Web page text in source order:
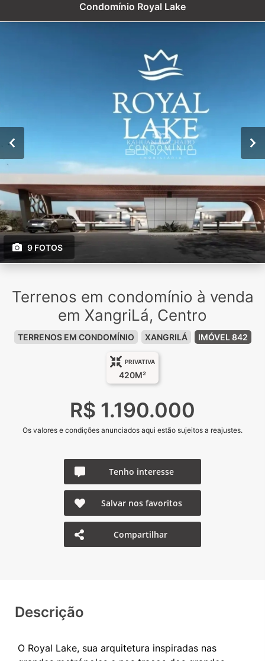
Condomínio Royal Lake
9 FOTOS
Terrenos em condomínio à venda
em XangriLá, Centro
TERRENOS EM CONDOMÍNIO XANGRILÁ IMÓVEL 842
PRIVATIVA
420M²
R$ 1.190.000
Os valores e condições anunciados aqui estão sujeitos a reajustes.
Tenho interesse
Salvar nos favoritos
Compartilhar
Descrição
O Royal Lake, sua arquitetura inspiradas nas